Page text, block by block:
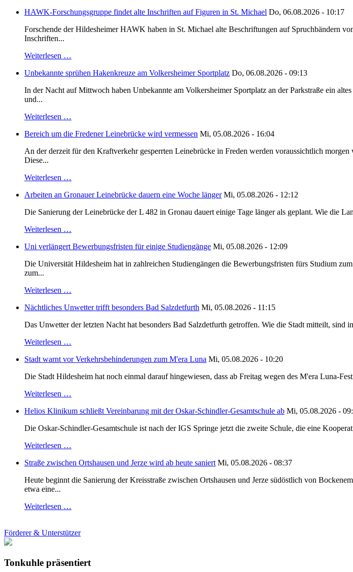
HAWK-Forschungsgruppe findet alte Inschriften auf Figuren in St. Michael Do, 06.08.2026 - 10:17
Forschende der Hildesheimer HAWK haben in St. Michael alte Beschriftungen auf Spruchbändern
Inschriften...
Weiterlesen …
Unbekannte sprühen Hakenkreuze am Volkersheimer Sportplatz Do, 06.08.2026 - 09:13
In der Nacht auf Mittwoch haben Unbekannte am Volkersheimer Sportplatz an der Parkstraße ein
und...
Weiterlesen …
Bereich um die Fredener Leinebrücke wird vermessen Mi, 05.08.2026 - 16:04
An der derzeit für den Kraftverkehr gesperrten Leinebrücke in Freden werden voraussichtlich
Diese...
Weiterlesen …
Arbeiten an Gronauer Leinebrücke dauern eine Woche länger Mi, 05.08.2026 - 12:12
Die Sanierung der Leinebrücke der L 482 in Gronau dauert einige Tage länger als geplant. Wie die
Weiterlesen …
Uni verlängert Bewerbungsfristen für einige Studiengänge Mi, 05.08.2026 - 12:09
Die Universität Hildesheim hat in zahlreichen Studiengängen die Bewerbungsfristen fürs Studium
zum...
Weiterlesen …
Nächtliches Unwetter trifft besonders Bad Salzdetfurth Mi, 05.08.2026 - 11:15
Das Unwetter der letzten Nacht hat besonders Bad Salzdetfurth getroffen. Wie die Stadt mitteilt, sind
Weiterlesen …
Stadt warnt vor Verkehrsbehinderungen zum M'era Luna Mi, 05.08.2026 - 10:20
Die Stadt Hildesheim hat noch einmal darauf hingewiesen, dass ab Freitag wegen des M'era Luna-
Weiterlesen …
Helios Klinikum schließt Vereinbarung mit der Oskar-Schindler-Gesamtschule ab Mi, 05.08.2026 -
Die Oskar-Schindler-Gesamtschule ist nach der IGS Springe jetzt die zweite Schule, die eine
Weiterlesen …
Straße zwischen Ortshausen und Jerze wird ab heute saniert Mi, 05.08.2026 - 08:37
Heute beginnt die Sanierung der Kreisstraße zwischen Ortshausen und Jerze südöstlich von
etwa eine...
Weiterlesen …
Förderer & Unterstützer
Tonkuhle präsentiert